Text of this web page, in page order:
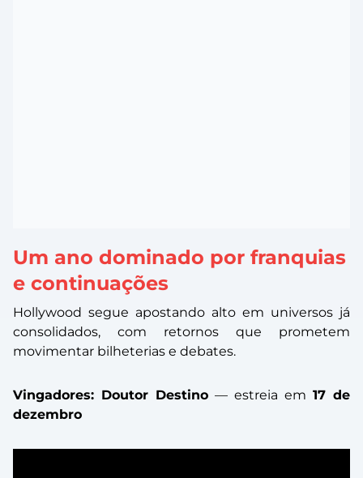
Um ano dominado por franquias
e continuações
Hollywood segue apostando alto em universos já
consolidados, com retornos que prometem
movimentar bilheterias e debates.
Vingadores: Doutor Destino — estreia em 17 de
dezembro